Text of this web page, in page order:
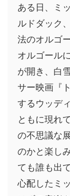
ある日、ミ
ルドダック
法のオルゴ
オルゴール
が開き、白
サー映画『
するウッデ
ともに現れ
の不思議な
のかと楽し
ても誰も出
心配したミ